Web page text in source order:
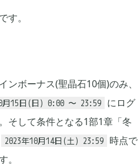
す。
ボーナス(聖晶石10個)のみ、
月15日(日) 0:00 〜 23:59
にログ
そして条件となる1部1章「冬
2023年10月14日(土) 23:59
時点で
。
1